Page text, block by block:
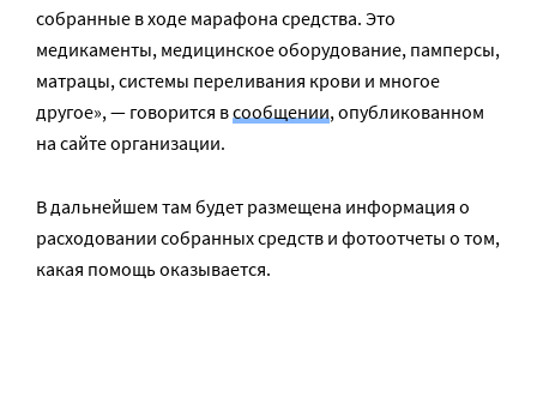
собранные в ходе марафона средства. Это
медикаменты, медицинское оборудование, памперсы,
матрацы, системы переливания крови и многое
другое», — говорится всообщении, опубликованном
на сайте организации.
В дальнейшем там будет размещена информация о
расходовании собранных средств и фотоотчеты о том,
какая помощь оказывается.